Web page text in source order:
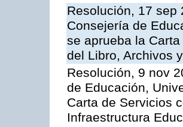
Resolución, 17 sep
Consejería de
se aprueba la
del Libro, Archivos
Resolución, 9 nov
de Educación,
Carta de Servicios
Infraestructura